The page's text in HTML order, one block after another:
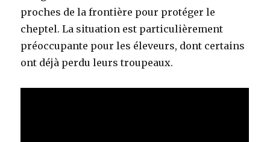
proches de la frontière pour protéger le
cheptel. La situation est particulièrement
préoccupante pour les éleveurs, dont certains
ont déjà perdu leurs troupeaux.